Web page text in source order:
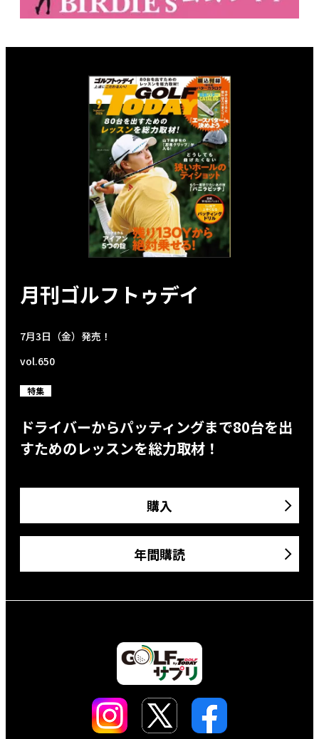
月刊ゴルフトゥデイ
7月3日（金）発売！
vol.650
特集
ドライバーからパッティングまで80台を出
すためのレッスンを総力取材！
購入
年間購読